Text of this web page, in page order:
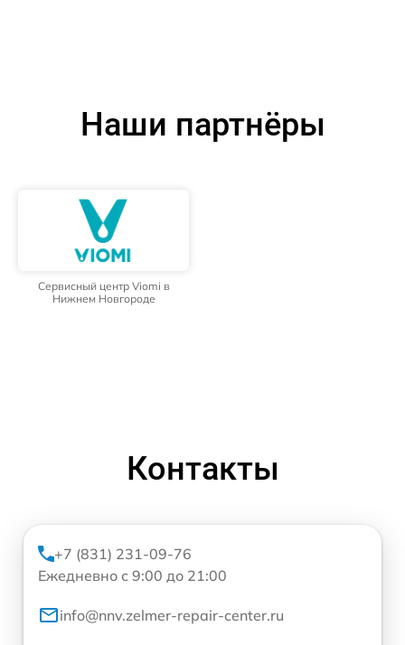
Наши партнёры
Сервисный центр Viomi в
Нижнем Новгороде
Контакты
+7 (831) 231-09-76
Ежедневно с 9:00 до 21:00
info@nnv.zelmer-repair-center.ru